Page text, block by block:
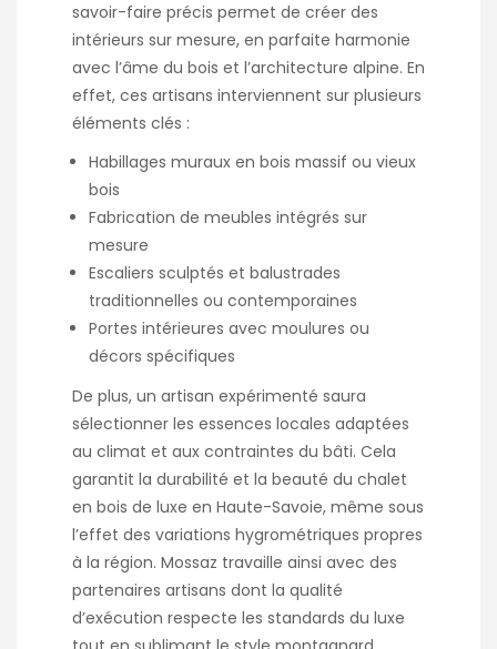
savoir-faire précis permet de créer des
intérieurs sur mesure, en parfaite harmonie
avec l’âme du bois et l’architecture alpine. En
effet, ces artisans interviennent sur plusieurs
éléments clés :
Habillages muraux en bois massif ou vieux
bois
Fabrication de meubles intégrés sur
mesure
Escaliers sculptés et balustrades
traditionnelles ou contemporaines
Portes intérieures avec moulures ou
décors spécifiques
De plus, un artisan expérimenté saura
sélectionner les essences locales adaptées
au climat et aux contraintes du bâti. Cela
garantit la durabilité et la beauté du chalet
en bois de luxe en Haute-Savoie, même sous
l’effet des variations hygrométriques propres
à la région. Mossaz travaille ainsi avec des
partenaires artisans dont la qualité
d’exécution respecte les standards du luxe